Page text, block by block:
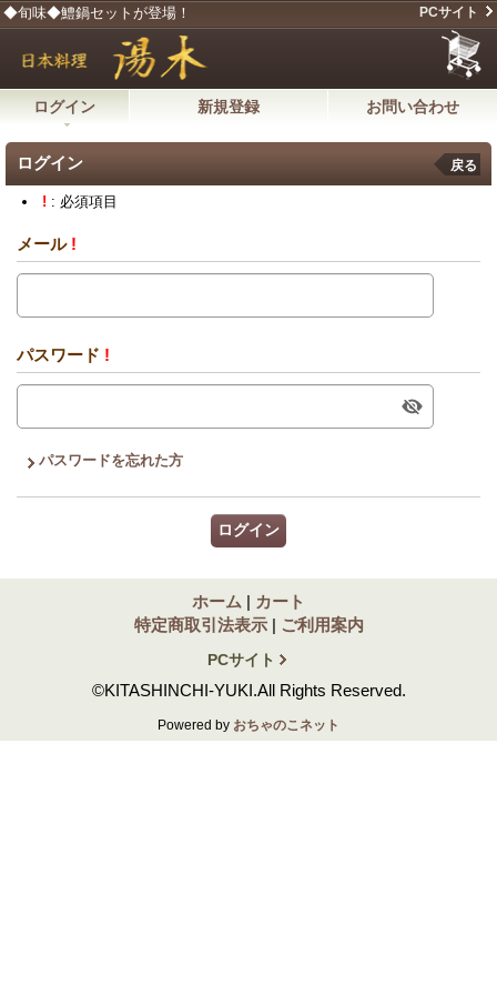
◆旬味◆鱧鍋セットが登場！ PCサイト
ログイン 新規登録 お問い合わせ
ログイン 戻る
! : 必須項目
メール !
パスワード !
パスワードを忘れた方
ホーム | カート
特定商取引法表示 | ご利用案内
PCサイト
©KITASHINCHI-YUKI.All Rights Reserved.
Powered by おちゃのこネット